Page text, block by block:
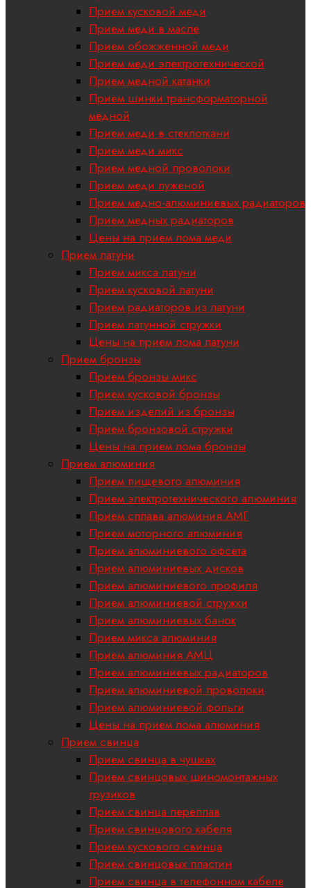
Прием кусковой меди
Прием меди в масле
Прием обожженной меди
Прием меди электротехнической
Прием медной катанки
Прием шинки трансформаторной
медной
Прием меди в стеклоткани
Прием меди микс
Прием медной проволоки
Прием меди луженой
Прием медно-алюминиевых радиаторов
Прием медных радиаторов
Цены на прием лома меди
Прием латуни
Прием микса латуни
Прием кусковой латуни
Прием радиаторов из латуни
Прием латунной стружки
Цены на прием лома латуни
Прием бронзы
Прием бронзы микс
Прием кусковой бронзы
Прием изделий из бронзы
Прием бронзовой стружки
Цены на прием лома бронзы
Прием алюминия
Прием пищевого алюминия
Прием электротехнического алюминия
Прием сплава алюминия АМГ
Прием моторного алюминия
Прием алюминиевого офсета
Прием алюминиевых дисков
Прием алюминиевого профиля
Прием алюминиевой стружки
Прием алюминиевых банок
Прием микса алюминия
Прием алюминия АМЦ
Прием алюминиевых радиаторов
Прием алюминиевой проволоки
Прием алюминиевой фольги
Цены на прием лома алюминия
Прием свинца
Прием свинца в чушках
Прием свинцовых шиномонтажных
грузиков
Прием свинца переплав
Прием свинцового кабеля
Прием кускового свинца
Прием свинцовых пластин
Прием свинца в телефонном кабеле